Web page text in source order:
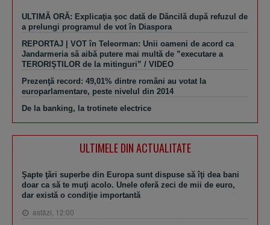
ULTIMĂ ORĂ: Explicaţia şoc dată de Dăncilă după refuzul de
a prelungi programul de vot în Diaspora
REPORTAJ | VOT în Teleorman: Unii oameni de acord ca
Jandarmeria să aibă putere mai multă de ”executare a
TERORIŞTILOR de la mitinguri” / VIDEO
Prezenţă record: 49,01% dintre români au votat la
europarlamentare, peste nivelul din 2014
De la banking, la trotinete electrice
ULTIMELE DIN ACTUALITATE
Şapte ţări superbe din Europa sunt dispuse să îţi dea bani
doar ca să te muţi acolo. Unele oferă zeci de mii de euro,
dar există o condiţie importantă
astăzi, 12:00